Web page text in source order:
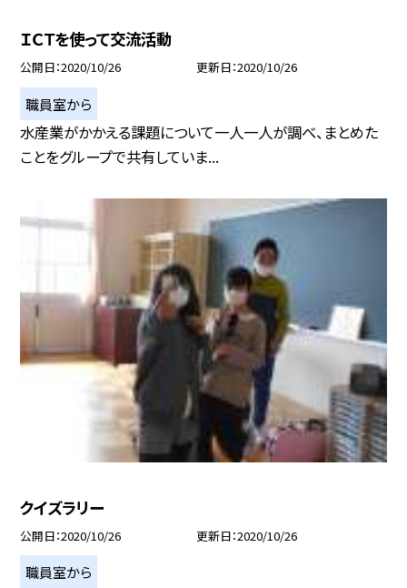
ＩＣＴを使って交流活動
公開日 2020/10/26 更新日 2020/10/26
職員室から
水産業がかかえる課題について一人一人が調べ、まとめた
ことをグループで共有していま...
クイズラリー
公開日 2020/10/26 更新日 2020/10/26
職員室から